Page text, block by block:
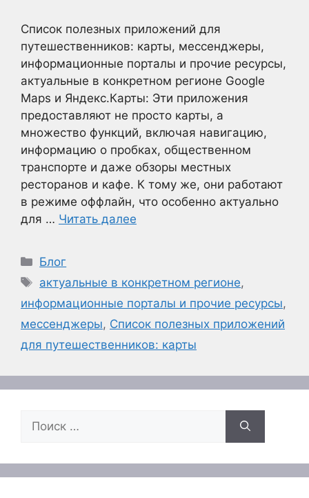
Список полезных приложений для
путешественников: карты, мессенджеры,
информационные порталы и прочие ресурсы,
актуальные в конкретном регионе Google
Maps и Яндекс.Карты: Эти приложения
предоставляют не просто карты, а
множество функций, включая навигацию,
информацию о пробках, общественном
транспорте и даже обзоры местных
ресторанов и кафе. К тому же, они работают
в режиме оффлайн, что особенно актуально
для … Читать далее
Рубрики
Блог
Метки
актуальные в конкретном регионе,
информационные порталы и прочие ресурсы,
мессенджеры, Список полезных приложений
для путешественников: карты
Поиск: